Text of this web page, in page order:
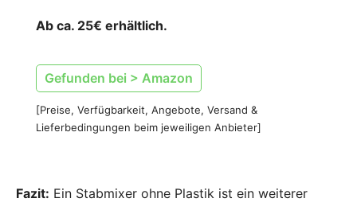
Ab ca. 25€ erhältlich.
Gefunden bei > Amazon
[Preise, Verfügbarkeit, Angebote, Versand &
Lieferbedingungen beim jeweiligen Anbieter]
Fazit: Ein Stabmixer ohne Plastik ist ein weiterer